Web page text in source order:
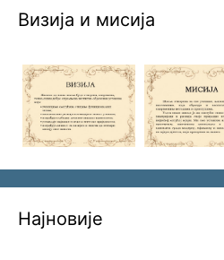
Визија и мисија
Најновије